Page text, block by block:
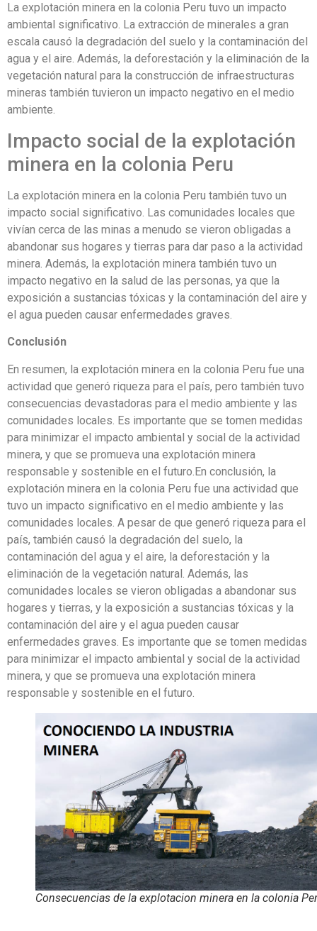
La explotación minera en la colonia Peru tuvo un impacto
ambiental significativo. La extracción de minerales a gran
escala causó la degradación del suelo y la contaminación del
agua y el aire. Además, la deforestación y la eliminación de la
vegetación natural para la construcción de infraestructuras
mineras también tuvieron un impacto negativo en el medio
ambiente.
Impacto social de la explotación
minera en la colonia Peru
La explotación minera en la colonia Peru también tuvo un
impacto social significativo. Las comunidades locales que
vivían cerca de las minas a menudo se vieron obligadas a
abandonar sus hogares y tierras para dar paso a la actividad
minera. Además, la explotación minera también tuvo un
impacto negativo en la salud de las personas, ya que la
exposición a sustancias tóxicas y la contaminación del aire y
el agua pueden causar enfermedades graves.
Conclusión
En resumen, la explotación minera en la colonia Peru fue una
actividad que generó riqueza para el país, pero también tuvo
consecuencias devastadoras para el medio ambiente y las
comunidades locales. Es importante que se tomen medidas
para minimizar el impacto ambiental y social de la actividad
minera, y que se promueva una explotación minera
responsable y sostenible en el futuro.En conclusión, la
explotación minera en la colonia Peru fue una actividad que
tuvo un impacto significativo en el medio ambiente y las
comunidades locales. A pesar de que generó riqueza para el
país, también causó la degradación del suelo, la
contaminación del agua y el aire, la deforestación y la
eliminación de la vegetación natural. Además, las
comunidades locales se vieron obligadas a abandonar sus
hogares y tierras, y la exposición a sustancias tóxicas y la
contaminación del aire y el agua pueden causar
enfermedades graves. Es importante que se tomen medidas
para minimizar el impacto ambiental y social de la actividad
minera, y que se promueva una explotación minera
responsable y sostenible en el futuro.
Consecuencias de la explotacion minera en la colonia